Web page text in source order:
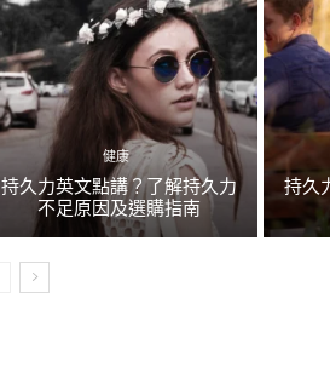
健康
持久力英文點講？了解持久力
不足原因及選購指南
持久